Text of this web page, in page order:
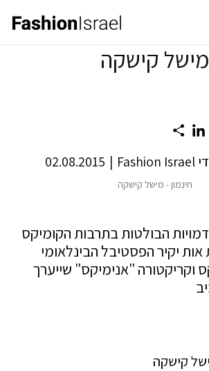
מישל קישקה
LinkedIn
Share
Fashion Israel
|
02.08.2015
חינמון - מישל קישקה
הבולטות בתרבות הקומיקס
יקיר הפסטיבל הבינלאומי
וקריקטורה "אנימיקס" שייערך
קישקה